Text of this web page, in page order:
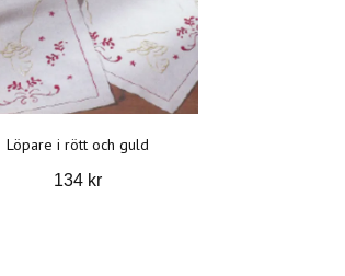
Löpare i rött och guld
134 kr